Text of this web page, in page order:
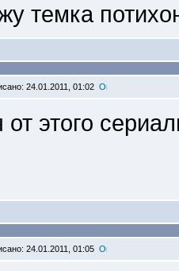
темка
24.01.2011, 01:02
от этого
24.01.2011, 01:05